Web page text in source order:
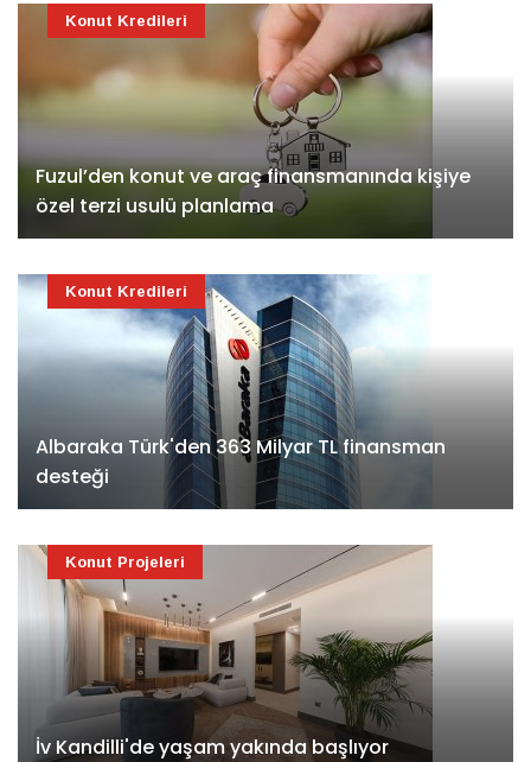
Fuzul’den konut ve araç finansmanında kişiye
özel terzi usulü planlama
Konut Kredileri
Albaraka Türk'den 363 Milyar TL finansman
desteği
Konut Kredileri
İv Kandilli'de yaşam yakında başlıyor
Konut Projeleri